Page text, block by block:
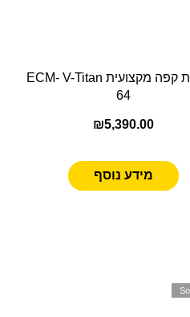
מטחנת קפה מקצועית ECM- V-Titan
64
₪5,390.00
מידע נוסף